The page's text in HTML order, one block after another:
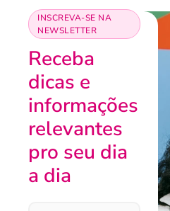
INSCREVA-SE NA
NEWSLETTER
Receba
dicas e
informações
relevantes
pro seu dia
a dia